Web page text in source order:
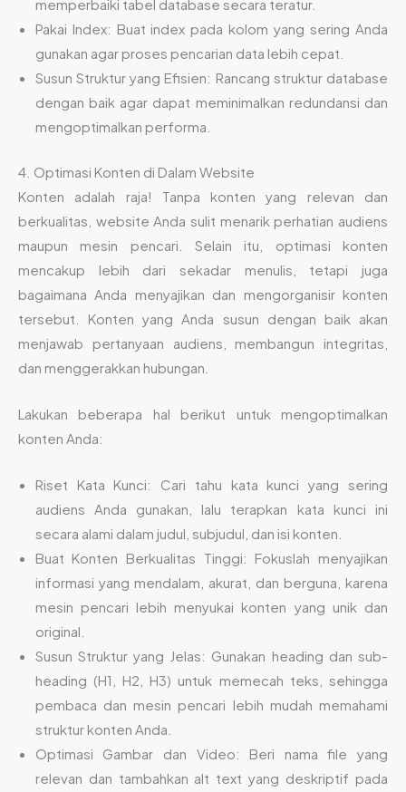
memperbaiki tabel database secara teratur.
Pakai Index: Buat index pada kolom yang sering Anda
gunakan agar proses pencarian data lebih cepat.
Susun Struktur yang Efisien: Rancang struktur database
dengan baik agar dapat meminimalkan redundansi dan
mengoptimalkan performa.
4. Optimasi Konten di Dalam Website
Konten adalah raja! Tanpa konten yang relevan dan
berkualitas, website Anda sulit menarik perhatian audiens
maupun mesin pencari. Selain itu, optimasi konten
mencakup lebih dari sekadar menulis, tetapi juga
bagaimana Anda menyajikan dan mengorganisir konten
tersebut. Konten yang Anda susun dengan baik akan
menjawab pertanyaan audiens, membangun integritas,
dan menggerakkan hubungan.
Lakukan beberapa hal berikut untuk mengoptimalkan
konten Anda:
Riset Kata Kunci: Cari tahu kata kunci yang sering
audiens Anda gunakan, lalu terapkan kata kunci ini
secara alami dalam judul, subjudul, dan isi konten.
Buat Konten Berkualitas Tinggi: Fokuslah menyajikan
informasi yang mendalam, akurat, dan berguna, karena
mesin pencari lebih menyukai konten yang unik dan
original.
Susun Struktur yang Jelas: Gunakan heading dan sub-
heading (H1, H2, H3) untuk memecah teks, sehingga
pembaca dan mesin pencari lebih mudah memahami
struktur konten Anda.
Optimasi Gambar dan Video: Beri nama file yang
relevan dan tambahkan alt text yang deskriptif pada